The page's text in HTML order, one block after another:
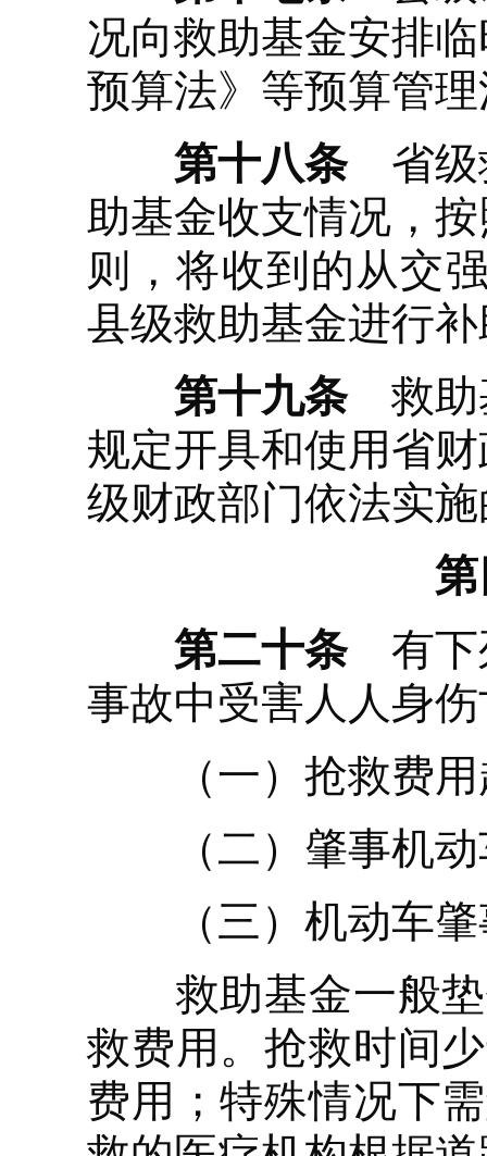
况向救助基金安排
预算法》等预算管
第十八条省级
助基金收支情况，
则，将收到的从交
县级救助基金进行
第十九条救助
规定开具和使用省
级财政部门依法实
第二十条有下
事故中受害人人身
（一）抢救费用
（二）肇事机动
（三）机动车肇
救助基金一般垫
救费用。抢救时间
费用；特殊情况下